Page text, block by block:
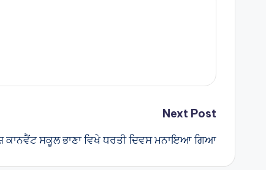
Next Post
ਕਾਨਵੈਂਟ ਸਕੂਲ ਭਾਣਾ ਵਿਖੇ ਧਰਤੀ ਦਿਵਸ ਮਨਾਇਆ ਗਿਆ